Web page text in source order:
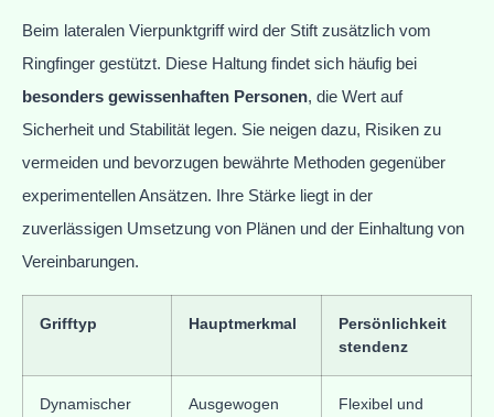
Beim lateralen Vierpunktgriff wird der Stift zusätzlich vom
Ringfinger gestützt. Diese Haltung findet sich häufig bei
besonders gewissenhaften Personen, die Wert auf
Sicherheit und Stabilität legen. Sie neigen dazu, Risiken zu
vermeiden und bevorzugen bewährte Methoden gegenüber
experimentellen Ansätzen. Ihre Stärke liegt in der
zuverlässigen Umsetzung von Plänen und der Einhaltung von
Vereinbarungen.
Grifftyp Hauptmerkmal
Persönlichkeit
stendenz
Dynamischer Ausgewogen Flexibel und